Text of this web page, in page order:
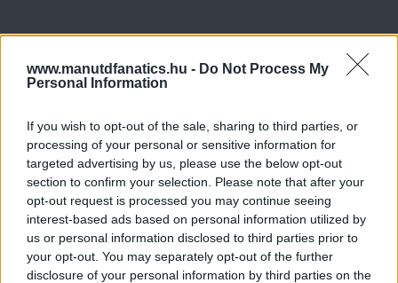
www.manutdfanatics.hu - Do Not Process My
Personal Information
If you wish to opt-out of the sale, sharing to third parties, or
processing of your personal or sensitive information for
targeted advertising by us, please use the below opt-out
section to confirm your selection. Please note that after your
opt-out request is processed you may continue seeing
interest-based ads based on personal information utilized by
us or personal information disclosed to third parties prior to
your opt-out. You may separately opt-out of the further
disclosure of your personal information by third parties on the